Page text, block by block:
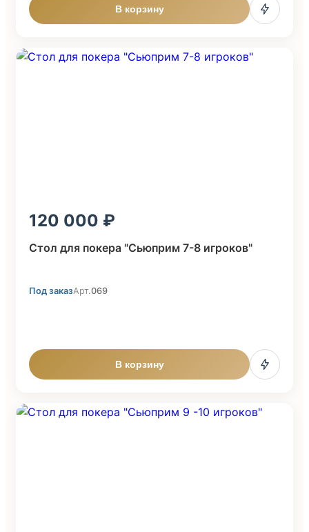
В корзину
120 000
Стол для покера "Сьюприм 7-8 игроков"
Под заказАрт.069
В корзину